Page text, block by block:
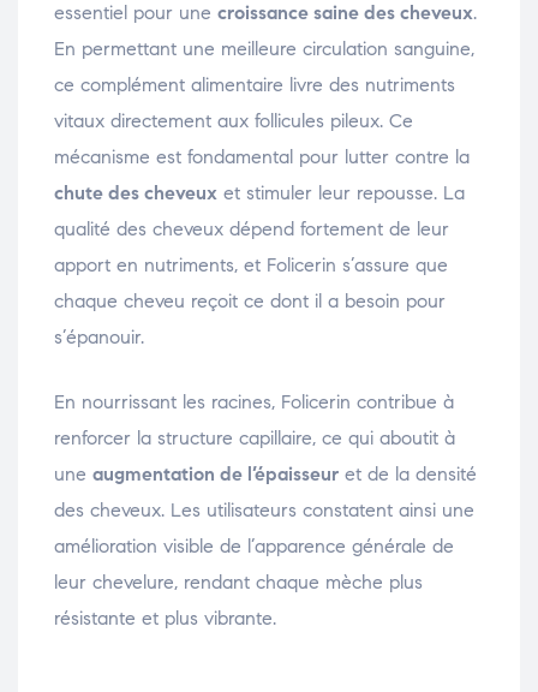
essentiel pour une croissance saine des cheveux.
En permettant une meilleure circulation sanguine,
ce complément alimentaire livre des nutriments
vitaux directement aux follicules pileux. Ce
mécanisme est fondamental pour lutter contre la
chute des cheveux et stimuler leur repousse. La
qualité des cheveux dépend fortement de leur
apport en nutriments, et Folicerin s’assure que
chaque cheveu reçoit ce dont il a besoin pour
s’épanouir.
En nourrissant les racines, Folicerin contribue à
renforcer la structure capillaire, ce qui aboutit à
une augmentation de l’épaisseur et de la densité
des cheveux. Les utilisateurs constatent ainsi une
amélioration visible de l’apparence générale de
leur chevelure, rendant chaque mèche plus
résistante et plus vibrante.